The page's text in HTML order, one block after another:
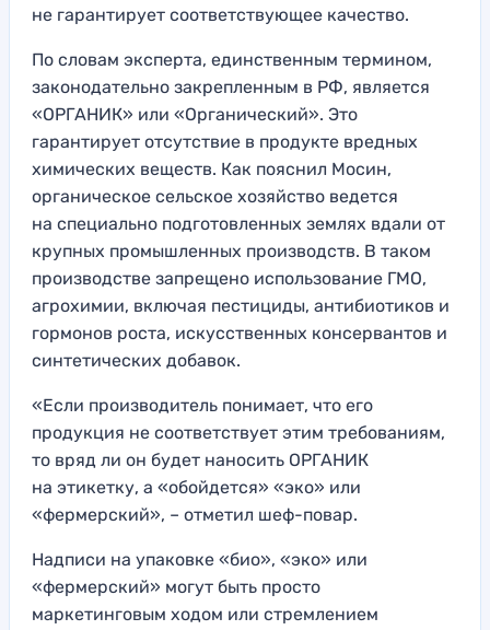
не гарантирует соответствующее качество.
По словам эксперта, единственным термином,
законодательно закрепленным в РФ, является
«ОРГАНИК» или «Органический». Это
гарантирует отсутствие в продукте вредных
химических веществ. Как пояснил Мосин,
органическое сельское хозяйство ведется
на специально подготовленных землях вдали от
крупных промышленных производств. В таком
производстве запрещено использование ГМО,
агрохимии, включая пестициды, антибиотиков и
гормонов роста, искусственных консервантов и
синтетических добавок.
«Если производитель понимает, что его
продукция не соответствует этим требованиям,
то вряд ли он будет наносить ОРГАНИК
на этикетку, а «обойдется» «эко» или
«фермерский», – отметил шеф-повар.
Надписи на упаковке «био», «эко» или
«фермерский» могут быть просто
маркетинговым ходом или стремлением